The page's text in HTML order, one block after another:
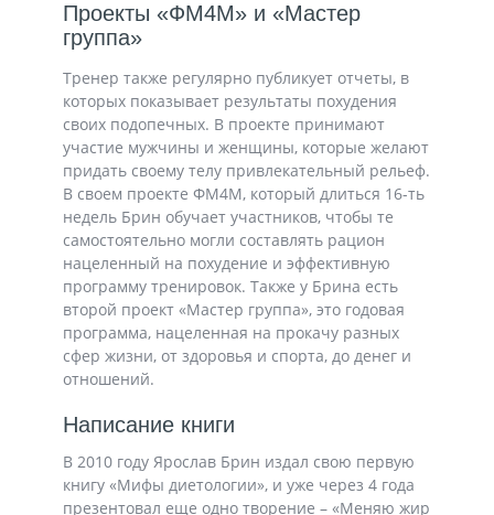
Проекты «ФМ4М» и «Мастер
группа»
Тренер также регулярно публикует отчеты, в
которых показывает результаты похудения
своих подопечных. В проекте принимают
участие мужчины и женщины, которые желают
придать своему телу привлекательный рельеф.
В своем проекте ФМ4М, который длиться 16-ть
недель Брин обучает участников, чтобы те
самостоятельно могли составлять рацион
нацеленный на похудение и эффективную
программу тренировок. Также у Брина есть
второй проект «Мастер группа», это годовая
программа, нацеленная на прокачу разных
сфер жизни, от здоровья и спорта, до денег и
отношений.
Написание книги
В 2010 году Ярослав Брин издал свою первую
книгу «Мифы диетологии», и уже через 4 года
презентовал еще одно творение – «Меняю жир